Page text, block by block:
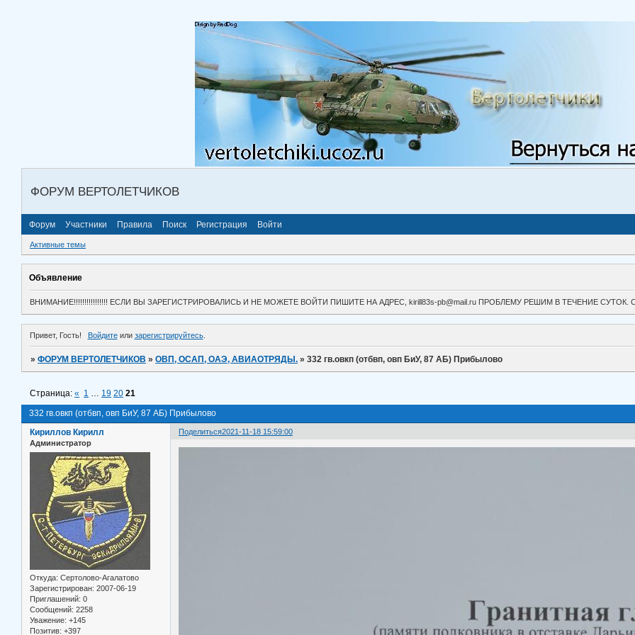
ФОРУМ ВЕРТОЛЕТЧИКОВ
Форум Участники Правила Поиск Регистрация Войти
Активные темы
Объявление
ВНИМАНИЕ!!!!!!!!!!!!!!!! ЕСЛИ ВЫ ЗАРЕГИСТРИРОВАЛИСЬ И НЕ МОЖЕТЕ ВОЙТИ ПИШИТЕ НА АДРЕС, kirill83s-pb@mail.ru ПРОБЛЕМУ РЕШИМ В ТЕЧЕНИЕ
Привет, Гость! Войдитеили зарегистрируйтесь.
»ФОРУМ ВЕРТОЛЕТЧИКОВ »ОВП, ОСАП, ОАЭ, АВИАОТРЯДЫ. »332 гв.овкп (отбвп, овп БиУ, 87 АБ) Прибылово
332 гв.овкп (отбвп, овп БиУ, 87 АБ) Прибылово
Страница:« 1 … 19 20 21
Поделиться2021-11-18 15:59:00
Кириллов Кирилл
Администратор
Откуда: Сертолово-Агалатово
Зарегистрирован: 2007-06-19
Приглашений: 0
Сообщений: 2258
Уважение: +145
Позитив: +397